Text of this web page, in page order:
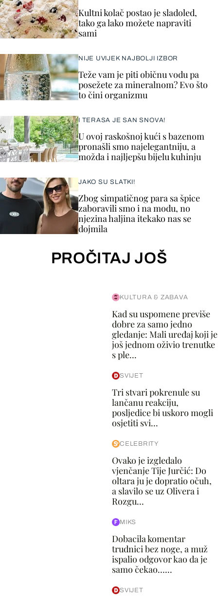
Kultni kolač postao je sladoled,
tako ga lako možete napraviti
sami
NIJE UVIJEK NAJBOLJI IZBOR
Teže vam je piti običnu vodu pa
posežete za mineralnom? Evo što
to čini organizmu
I TERASA JE SAN SNOVA!
U ovoj raskošnoj kući s bazenom
pronašli smo najelegantniju, a
možda i najljepšu bijelu kuhinju
JAKO SU SLATKI!
Zbog simpatičnog para sa špice
zaboravili smo i na modu, no
njezina haljina itekako nas se
dojmila
PROČITAJ JOŠ
KULTURA & ZABAVA
Kad su uspomene previše
dobre za samo jedno
gledanje: Mali uređaj koji je
još jednom oživio trenutke
s ple...
SVIJET
Tri stvari pokrenule su
lančanu reakciju,
posljedice bi uskoro mogli
osjetiti svi...
CELEBRITY
Ovako je izgledalo
vjenčanje Tije Jurčić: Do
oltara ju je dopratio očuh,
a slavilo se uz Olivera i
Rozgu...
MIKS
Dobacila komentar
trudnici bez noge, a muž
ispalio odgovor kao da je
samo čekao…...
SVIJET